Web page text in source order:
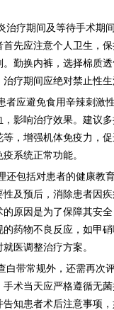
治疗期间及等待手术期
首先应注意个人卫生，
。勤换内裤，选择棉质
疗期间应绝对禁止性
者应避免食用辛辣刺激
，影响治疗效果。建议
等，增强机体免疫力，
系统正常功能。
还包括对患者的健康教
性及预后，消除患者因
的原因是为了保障其安
药物不良反应，如甲
医调整治疗方案。
白带常规外，还需再次
手术当天应严格遵循无
告知患者术后注意事项